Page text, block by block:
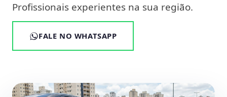
Profissionais experientes na sua região.
FALE NO WHATSAPP